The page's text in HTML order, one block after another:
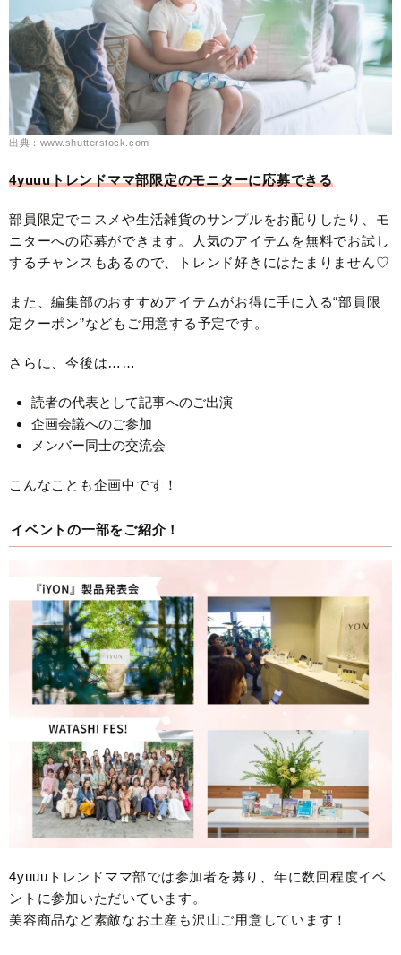
出典：www.shutterstock.com
4yuuuトレンドママ部限定のモニターに応募できる
部員限定でコスメや生活雑貨のサンプルをお配りしたり、モ
ニターへの応募ができます。人気のアイテムを無料でお試し
するチャンスもあるので、トレンド好きにはたまりません♡
また、編集部のおすすめアイテムがお得に手に入る“部員限
定クーポン”などもご用意する予定です。
さらに、今後は……
読者の代表として記事へのご出演
企画会議へのご参加
メンバー同士の交流会
こんなことも企画中です！
イベントの一部をご紹介！
4yuuuトレンドママ部では参加者を募り、年に数回程度イベ
ントに参加いただいています。
美容商品など素敵なお土産も沢山ご用意しています！